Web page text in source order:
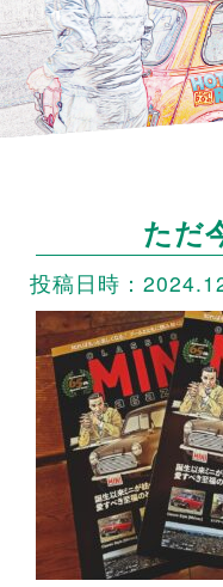
ただ
投稿日時：